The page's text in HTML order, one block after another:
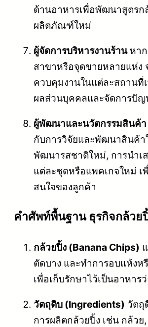
ด้านอาหารเพื่อพัฒนาสูตรก
ผลิตภัณฑ์ใหม่
ผู้จัดการบริหารงานร้านหาก
สาขาหรือจุดขายหลายแห่ง
ควบคุมงานในแต่ละสถานที่
ผลส่วนบุคคลและจัดการปั
ผู้พัฒนาและนวัตกรรมสินค้า
กับการวิจัยและพัฒนาสินค้า
พัฒนารสชาติใหม่, การนำเ
แต่ละชุดหรือแพคเกจใหม่ เ
สนใจของลูกค้า
คําศัพท์พื้นฐาน ธุรกิจกล้วย
กล้วยปิ้ง (Banana Chips)
ตัดบาง และทำการอบแห้งห
เพื่อเก็บรักษาไว้เป็นอาหารว่
วัตถุดิบ (Ingredients) วัตถุ
การผลิตกล้วยปิ้ง เช่น กล้วย